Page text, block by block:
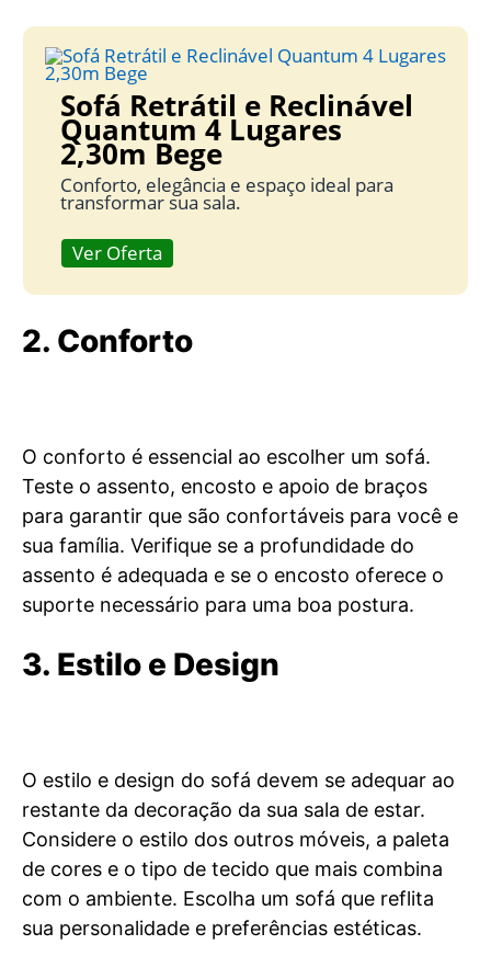
Sofá Retrátil e Reclinável
Quantum 4 Lugares
2,30m Bege
Conforto, elegância e espaço ideal para
transformar sua sala.
Ver Oferta
2. Conforto
O conforto é essencial ao escolher um sofá.
Teste o assento, encosto e apoio de braços
para garantir que são confortáveis para você e
sua família. Verifique se a profundidade do
assento é adequada e se o encosto oferece o
suporte necessário para uma boa postura.
3. Estilo e Design
O estilo e design do sofá devem se adequar ao
restante da decoração da sua sala de estar.
Considere o estilo dos outros móveis, a paleta
de cores e o tipo de tecido que mais combina
com o ambiente. Escolha um sofá que reflita
sua personalidade e preferências estéticas.